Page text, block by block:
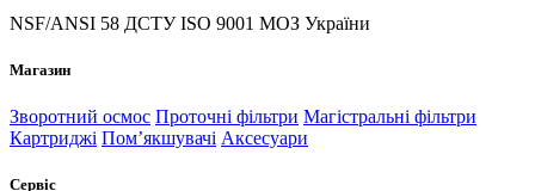
NSF/ANSI 58 ДСТУ ISO 9001 МОЗ України
Магазин
Зворотний осмос Проточні фільтри Магістральні фільтри
Картриджі Помʼякшувачі Аксесуари
Сервіс